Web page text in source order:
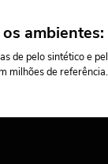
de pelo sintético e
milhões de